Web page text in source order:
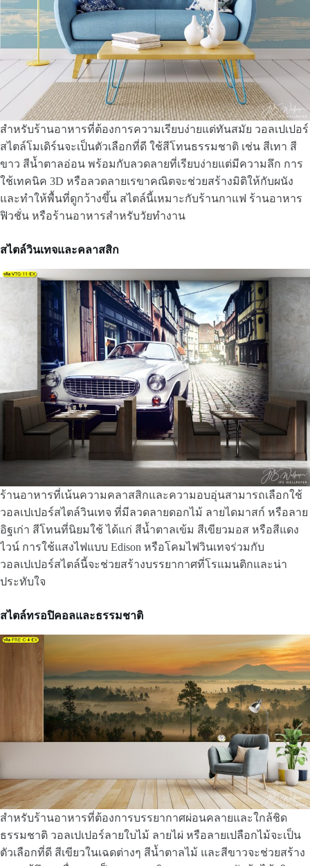
สำหรับร้านอาหารที่ต้องการความเรียบง่ายแต่ทันสมัย วอลเปเปอร์
สไตล์โมเดิร์นจะเป็นตัวเลือกที่ดี ใช้สีโทนธรรมชาติ เช่น สีเทา สี
ขาว สีน้ำตาลอ่อน พร้อมกับลวดลายที่เรียบง่ายแต่มีความลึก การ
ใช้เทคนิค 3D หรือลวดลายเรขาคณิตจะช่วยสร้างมิติให้กับผนัง
และทำให้พื้นที่ดูกว้างขึ้น สไตล์นี้เหมาะกับร้านกาแฟ ร้านอาหาร
ฟิวชั่น หรือร้านอาหารสำหรับวัยทำงาน
สไตล์วินเทจและคลาสสิก
ร้านอาหารที่เน้นความคลาสสิกและความอบอุ่นสามารถเลือกใช้
วอลเปเปอร์สไตล์วินเทจ ที่มีลวดลายดอกไม้ ลายไดมาสก์ หรือลาย
อิฐเก่า สีโทนที่นิยมใช้ ได้แก่ สีน้ำตาลเข้ม สีเขียวมอส หรือสีแดง
ไวน์ การใช้แสงไฟแบบ Edison หรือโคมไฟวินเทจร่วมกับ
วอลเปเปอร์สไตล์นี้จะช่วยสร้างบรรยากาศที่โรแมนติกและน่า
ประทับใจ
สไตล์ทรอปิคอลและธรรมชาติ
สำหรับร้านอาหารที่ต้องการบรรยากาศผ่อนคลายและใกล้ชิด
ธรรมชาติ วอลเปเปอร์ลายใบไม้ ลายไผ่ หรือลายเปลือกไม้จะเป็น
ตัวเลือกที่ดี สีเขียวในเฉดต่างๆ สีน้ำตาลไม้ และสีขาวจะช่วยสร้าง